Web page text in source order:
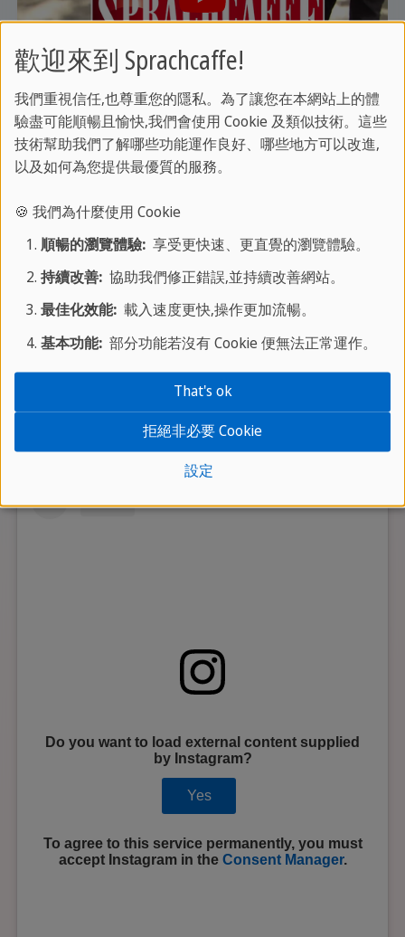
隱私對我們至關重要。僅當您點擊時，影片才會由第三方供應商載入並播放。
Do you want to load external content supplied
by Instagram?
Yes
To agree to this service permanently, you must
accept Instagramin the Consent Manager.
歡迎來到 Sprachcaffe!
我們重視信任,也尊重您的隱私。為了讓您在本網站上的體
驗盡可能順暢且愉快,我們會使用 Cookie 及類似技術。這些
技術幫助我們了解哪些功能運作良好、哪些地方可以改進,
以及如何為您提供最優質的服務。
🍪 我們為什麼使用 Cookie
順暢的瀏覽體驗:享受更快速、更直覺的瀏覽體驗。
持續改善:協助我們修正錯誤,並持續改善網站。
最佳化效能:載入速度更快,操作更加流暢。
基本功能:部分功能若沒有 Cookie 便無法正常運作。
設定
拒絕非必要 Cookie
That's ok